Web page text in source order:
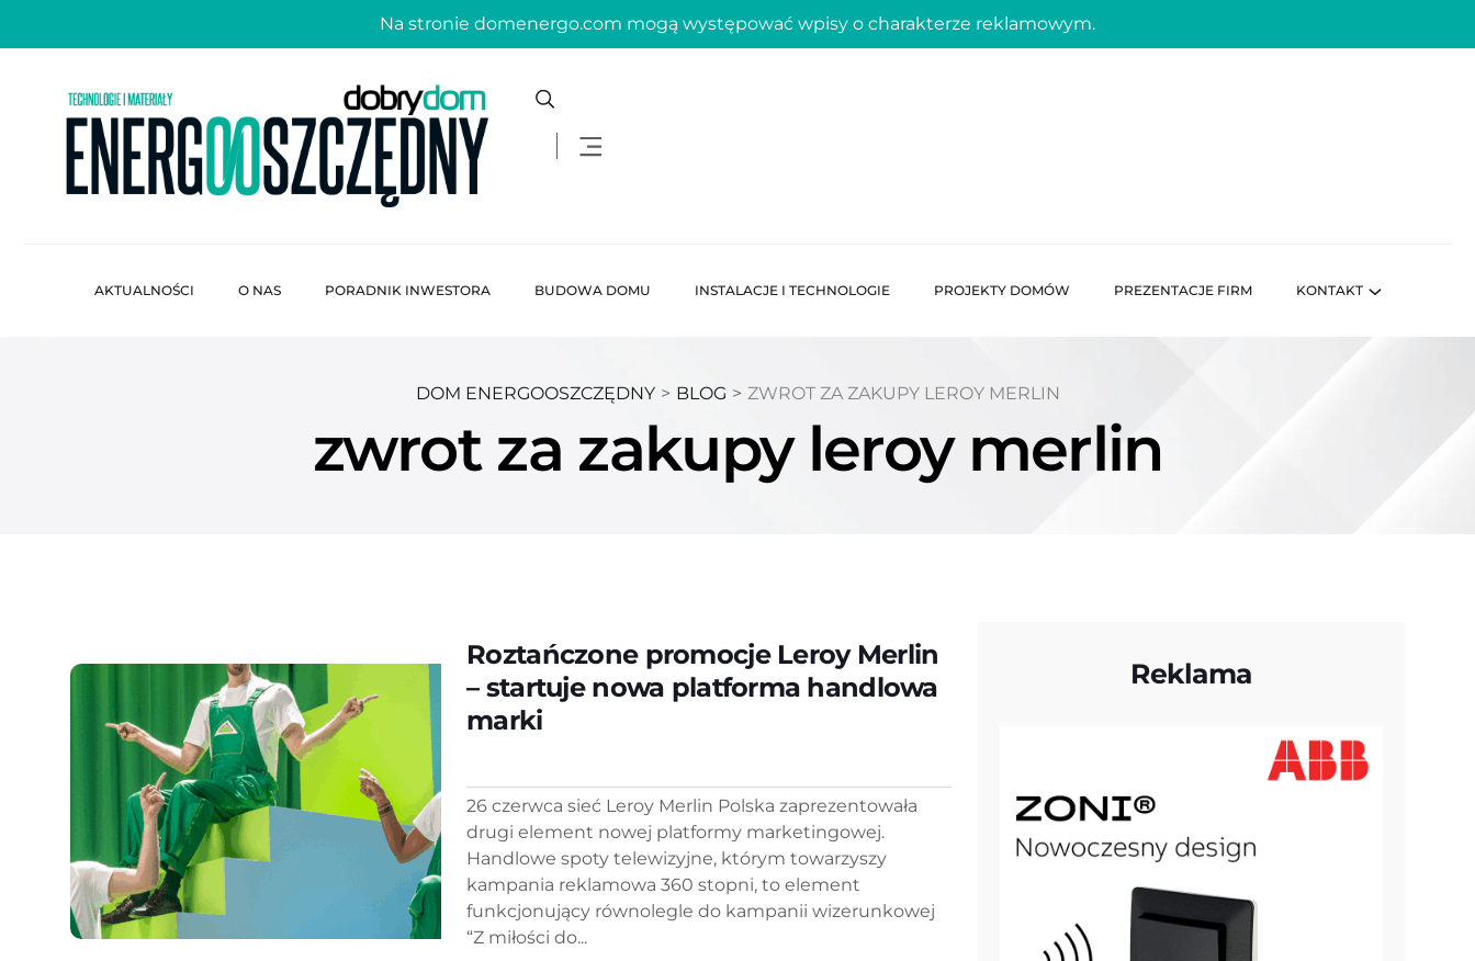
Na stronie domenergo.com mogą występować wpisy o charakterze reklamowym.
AKTUALNOŚCI O NAS PORADNIK INWESTORA BUDOWA DOMU INSTALACJE I TECHNOLOGIE PROJEKTY DOMÓW PREZENTACJE FIRM KONTAKT
DOM ENERGOOSZCZĘDNY > BLOG > ZWROT ZA ZAKUPY LEROY MERLIN
zwrot za zakupy leroy merlin
Roztańczone promocje Leroy Merlin
– startuje nowa platforma handlowa
marki
26 czerwca sieć Leroy Merlin Polska zaprezentowała
drugi element nowej platformy marketingowej.
Handlowe spoty telewizyjne, którym towarzyszy
kampania reklamowa 360 stopni, to element
funkcjonujący równolegle do kampanii wizerunkowej
“Z miłości do...
Reklama